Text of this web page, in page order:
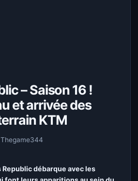
– Saison 16 !
et arrivée des
KTM
Thegame344
Republic débarque avec les